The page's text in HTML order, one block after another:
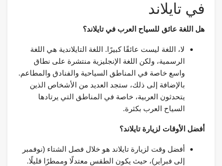
في تايلاند
هل اللغة عائق للسياح العرب في تايلاند؟
لا، اللغة ليست عائقًا كبيرًا. اللغة التايلاندية هي اللغة
الرسمية، ولكن اللغة الإنجليزية منتشرة على نطاق
واسع خاصة في المناطق السياحية والفنادق والمطاعم.
بالإضافة إلى ذلك، ستجد العديد من الأشخاص الذين
يتحدثون العربية، خاصة في المناطق التي يرتادها
السياح العرب بكثرة.
أفضل الأوقات لزيارة تايلاند؟
أفضل وقت لزيارة تايلاند هو خلال فصل الشتاء (نوفمبر
إلى فبراير)، حيث يكون الطقس معتدلًا وممطرًا قليلًا.